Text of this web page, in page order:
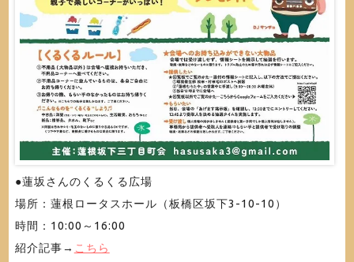
●蓮坂さんのくるくる広場
場所：蓮根ロータスホール（板橋区坂下3-10-10）
時間：10:00～16:00
紹介記事→ こちら